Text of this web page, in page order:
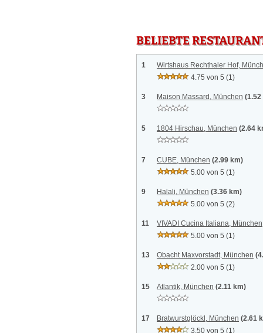
BELIEBTE
1
Wirtshaus Rechthaler Hof,
4.75 von 5 (1)
3 Maison Massard, München
5 1804 Hirschau, München (2.64
7 CUBE, München (2.99 km)
5.00 von 5 (1)
9 Halali, München (3.36 km)
5.00 von 5 (2)
11
VIVADI Cucina Italiana, München
5.00 von 5 (1)
13 Obacht Maxvorstadt, München
2.00 von 5 (1)
15 Atlantik, München (2.11 km)
17 Bratwurstglöckl, München (2.61
3.50 von 5 (1)